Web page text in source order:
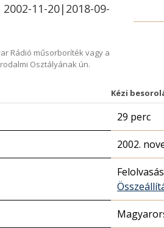
11-20|2018-09-
Rádió műsorboríték vagy a
Osztályának ún.
Kézi
29 perc
2002.
Felolvasás